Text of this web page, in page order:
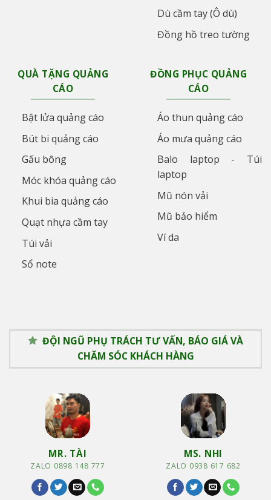
Dù cầm tay (Ô dù)
Đồng hồ treo tường
QUÀ TẶNG QUẢNG
CÁO
Bật lửa quảng cáo
Bút bi quảng cáo
Gấu bông
Móc khóa quảng cáo
Khui bia quảng cáo
Quạt nhựa cầm tay
Túi vải
Sổ note
ĐỒNG PHỤC QUẢNG
CÁO
Áo thun quảng cáo
Áo mưa quảng cáo
Balo laptop - Túi
laptop
Mũ nón vải
Mũ bảo hiểm
Ví da
ĐỘI NGŨ PHỤ TRÁCH TƯ VẤN, BÁO GIÁ VÀ
CHĂM SÓC KHÁCH HÀNG
MR. TÀI
ZALO 0898 148 777
MS. NHI
ZALO 0938 617 682